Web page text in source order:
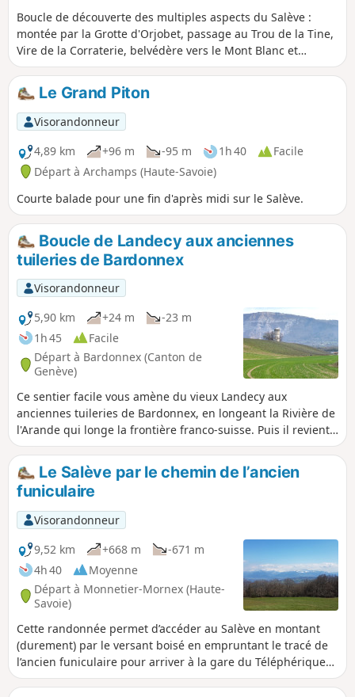
Boucle de découverte des multiples aspects du Salève :
montée par la Grotte d'Orjobet, passage au Trou de la Tine,
Vire de la Corraterie, belvédère vers le Mont Blanc et
Rochers de Faverges, points de vue de l'Observatoire sur
Genève et le Léman, descente par la Grande Gorge et retour
au départ en défilant sous les grandes voies de varappe.
Le Grand Piton
Visorandonneur
4,89 km
+96 m -95 m 1h 40
Facile
Départ à Archamps (Haute-Savoie)
Courte balade pour une fin d'après midi sur le Salève.
Boucle de Landecy aux anciennes
tuileries de Bardonnex
Visorandonneur
5,90 km
+24 m
-23 m
1h 45
Facile
Départ à Bardonnex (Canton de
Genève)
Ce sentier facile vous amène du vieux Landecy aux
anciennes tuileries de Bardonnex, en longeant la Rivière de
l'Arande qui longe la frontière franco-suisse. Puis il revient
par le haut des vignes et le château d'eau de Landecy.
Le Salève par le chemin de l’ancien
funiculaire
Visorandonneur
9,52 km
+668 m
-671 m
4h 40
Moyenne
Départ à Monnetier-Mornex (Haute-
Savoie)
Cette randonnée permet d’accéder au Salève en montant
(durement) par le versant boisé en empruntant le tracé de
l’ancien funiculaire pour arriver à la gare du Téléphérique
puis à l’Observatoire. Une fois sur la crête du Salève, on